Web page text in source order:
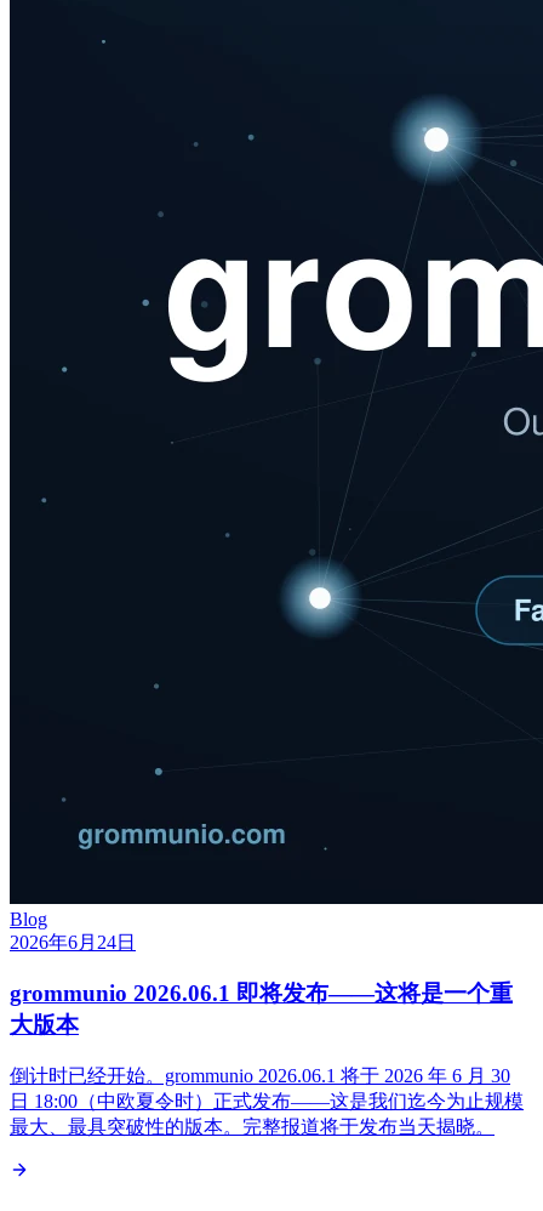
Blog
2026年6月24日
grommunio 2026.06.1 即将发布——这将是一个重
大版本
倒计时已经开始。grommunio 2026.06.1 将于 2026 年 6 月 30
日 18:00（中欧夏令时）正式发布——这是我们迄今为止规模
最大、最具突破性的版本。完整报道将于发布当天揭晓。